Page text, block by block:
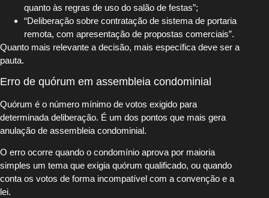
quanto às regras de uso do salão de festas”;
“Deliberação sobre contratação de sistema de portaria
remota, com apresentação de propostas comerciais”.
Quanto mais relevante a decisão, mais específica deve ser a
pauta.
Erro de quórum em assembleia condominial
Quórum é o número mínimo de votos exigido para
determinada deliberação. É um dos pontos que mais gera
anulação de assembleia condominial.
O erro ocorre quando o condomínio aprova por maioria
simples um tema que exigia quórum qualificado, ou quando
conta os votos de forma incompatível com a convenção e a
lei.